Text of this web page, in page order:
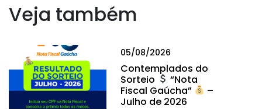
Veja também
05/08/2026
Contemplados do
Sorteio
“Nota
Fiscal Gaúcha”
–
Julho de 2026